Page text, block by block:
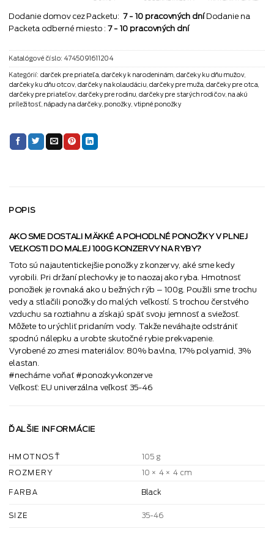
Dodanie domov cez Packetu: 7 - 10 pracovných dní Dodanie na
Packeta odberné miesto :7 - 10 pracovných dní
Katalógové číslo: 4745091611204
Kategórií: darček pre priateľa darčeky k narodeninám darčeky ku dňu mužov
darčeky ku dňu otcov darčeky na kolaudáciu darčeky pre muža darčeky pre otca
darčeky pre priateľov darčeky pre rodinu darčeky pre starých rodičov na akú
príležitosť nápady na darčeky ponožky vtipné ponožky
POPIS
AKO SME DOSTALI MÄKKÉ A POHODLNÉ PONOŽKY V PLNEJ
VEĽKOSTI DO MALEJ 100G KONZERVY NA RYBY?
Toto sú najautentickejšie ponožky z konzervy, aké sme kedy
vyrobili. Pri držaní plechovky je to naozaj ako ryba. Hmotnosť
ponožiek je rovnaká ako u bežných rýb – 100g. Použili sme trochu
vedy a stlačili ponožky do malých veľkostí. S trochou čerstvého
vzduchu sa roztiahnu a získajú späť svoju jemnosť a sviežosť.
Môžete to urýchliť pridaním vody. Takže neváhajte odstrániť
spodnú nálepku a urobte skutočné rybie prekvapenie.
Vyrobené zo zmesi materiálov: 80% bavlna, 17% polyamid, 3%
elastan.
#necháme voňať #ponozkyvkonzerve
Veľkosť: EU univerzálna veľkosť 35-46
ĎALŠIE INFORMÁCIE
HMOTNOSŤ 105 g
ROZMERY 10 × 4 × 4 cm
FARBA Black
SIZE 35-46